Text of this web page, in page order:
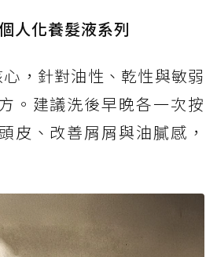
人化養髮液系列
，針對油性、乾性與敏弱
。建議洗後早晚各一次按
皮、改善屑屑與油膩感，